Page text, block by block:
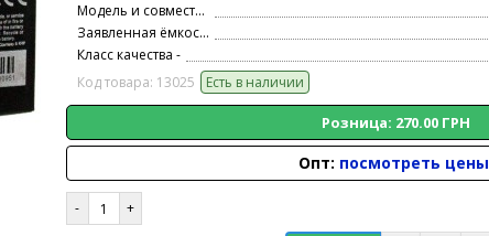
Модель и совместимость -
Заявленная ёмкость -
Класс качества -
Код товара: 13025
Есть в наличии
Розница: 270.00 ГРН
Опт: посмотреть цены